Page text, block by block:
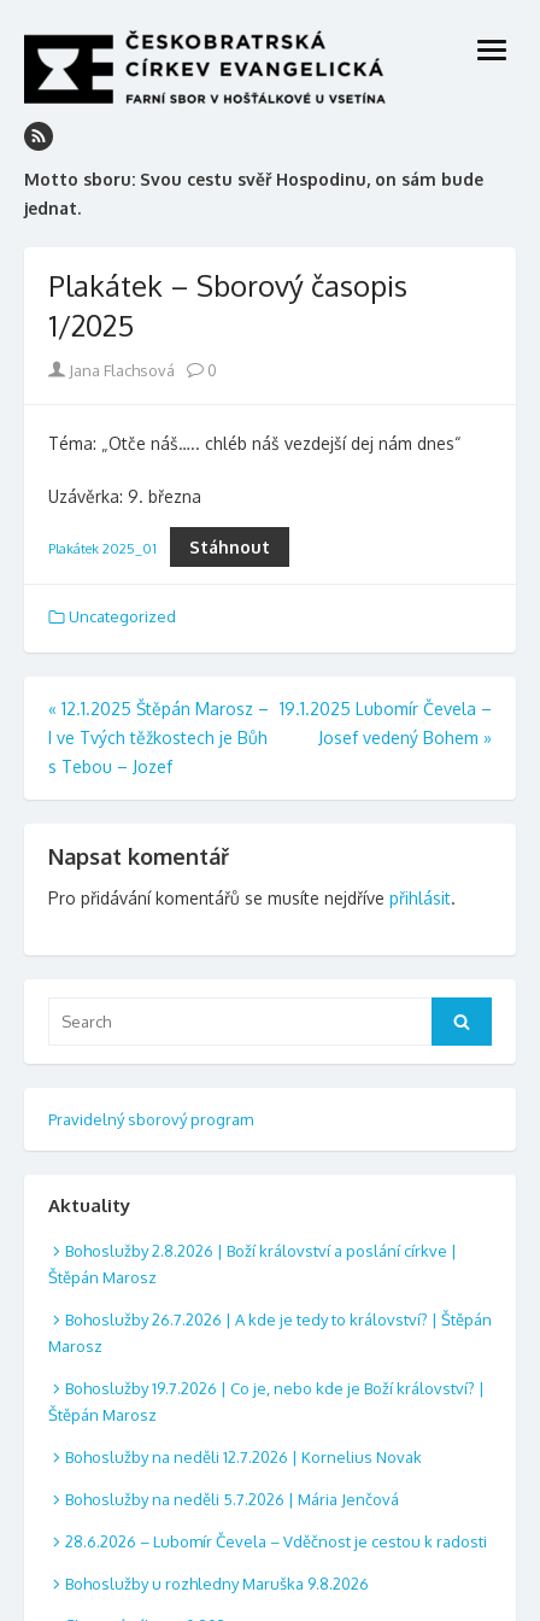
to
content
Motto sboru: Svou cestu svěř Hospodinu, on sám bude
jednat.
open
Plakátek – Sborový časopis
1/2025
AuthorJana Flachsová 0
Téma: „Otče náš….. chléb náš vezdejší dej nám dnes“
Uzávěrka: 9. března
Plakátek 2025_01 Stáhnout
Uncategorized
Navigace
pro
příspěvek
« 12.1.2025 Štěpán Marosz –
I ve Tvých těžkostech je Bůh
s Tebou – Jozef
19.1.2025 Lubomír Čevela –
Josef vedený Bohem »
Napsat komentář
Pro přidávání komentářů se musíte nejdříve přihlásit.
Search
Pravidelný sborový program
Aktuality
Bohoslužby 2.8.2026 | Boží království a poslání církve |
Štěpán Marosz
Bohoslužby 26.7.2026 | A kde je tedy to království? | Štěpán
Marosz
Bohoslužby 19.7.2026 | Co je, nebo kde je Boží království? |
Štěpán Marosz
Bohoslužby na neděli 12.7.2026 | Kornelius Novak
Bohoslužby na neděli 5.7.2026 | Mária Jenčová
28.6.2026 – Lubomír Čevela – Vděčnost je cestou k radosti
Bohoslužby u rozhledny Maruška 9.8.2026